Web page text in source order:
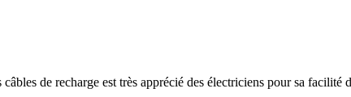
de recharge est très apprécié des électriciens pour sa facilité